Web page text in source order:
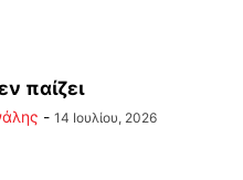
παίζει
- 14 Ιουλίου, 2026